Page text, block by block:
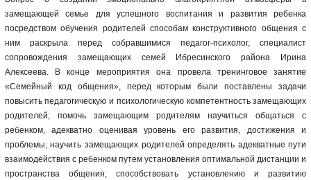
замещающей семье для успешного воспитания и развития ребенка
посредством обучения родителей способам конструктивного общения с
ним раскрыла перед собравшимися педагог-психолог, специалист
сопровождения замещающих семей Ибресинского района Ирина
Алексеева. В конце мероприятия она провела тренинговое занятие
«Семейный код общения», перед которым были поставлены задачи
повысить педагогическую и психологическую компетентность замещающих
родителей; помочь замещающим родителям научиться общаться с
ребенком, адекватно оценивая уровень его развития, достижения и
проблемы; научить замещающих родителей определять адекватные пути
взаимодействия с ребенком путем установления оптимальной дистанции и
пространства общения; способствовать установлению и развитию